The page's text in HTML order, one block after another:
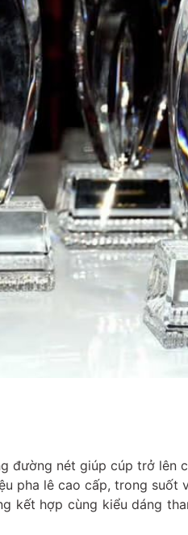
đường nét giúp cúp trở lên
pha lê cao cấp, trong suốt
kết hợp cùng kiểu dáng